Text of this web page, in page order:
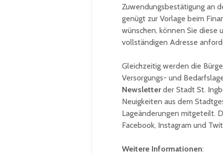
Zuwendungsbestätigung an
genügt zur Vorlage beim
wünschen, können Sie diese
vollständigen Adresse
Gleichzeitig werden die
Versorgungs- und
Newsletterder Stadt St.
Neuigkeiten aus dem
Lageänderungen mitgeteilt.
Facebook, Instagram und
Weitere Informationen: